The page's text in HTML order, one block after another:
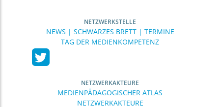
NETZWERKSTELLE
NEWS | SCHWARZES BRETT | TERMINE
TAG DER MEDIENKOMPETENZ
NETZWERKAKTEURE
MEDIENPÄDAGOGISCHER ATLAS
NETZWERKAKTEURE